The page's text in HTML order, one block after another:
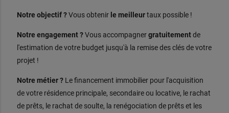
Notre objectif ?Vous obtenir le meilleurtaux possible !
Notre engagement ?Vous accompagnergratuitementde
l'estimation de votre budget jusqu'à la remise des clés de votre
projet !
Notre métier ?Le financement immobilier pour l'acquisition
de votre résidence principale, secondaire ou locative, le rachat
de prêts, le rachat de soulte, la renégociation de prêts et les